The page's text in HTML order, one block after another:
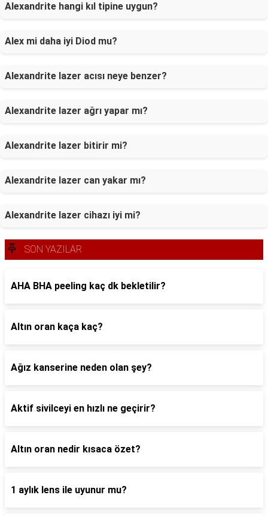
Alexandrite hangi kıl tipine uygun?
Alex mi daha iyi Diod mu?
Alexandrite lazer acısı neye benzer?
Alexandrite lazer ağrı yapar mı?
Alexandrite lazer bitirir mi?
Alexandrite lazer can yakar mı?
Alexandrite lazer cihazı iyi mi?
SON YAZILAR
AHA BHA peeling kaç dk bekletilir?
Altın oran kaça kaç?
Ağız kanserine neden olan şey?
Aktif sivilceyi en hızlı ne geçirir?
Altın oran nedir kısaca özet?
1 aylık lens ile uyunur mu?